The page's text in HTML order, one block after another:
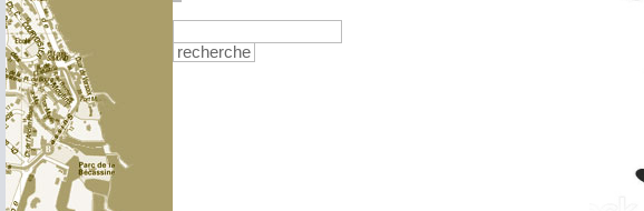
recherche